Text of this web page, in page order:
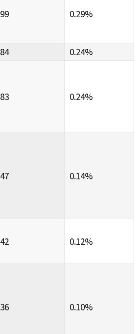
99 0.29%
84
0.24%
83 0.24%
47 0.14%
42 0.12%
36 0.10%